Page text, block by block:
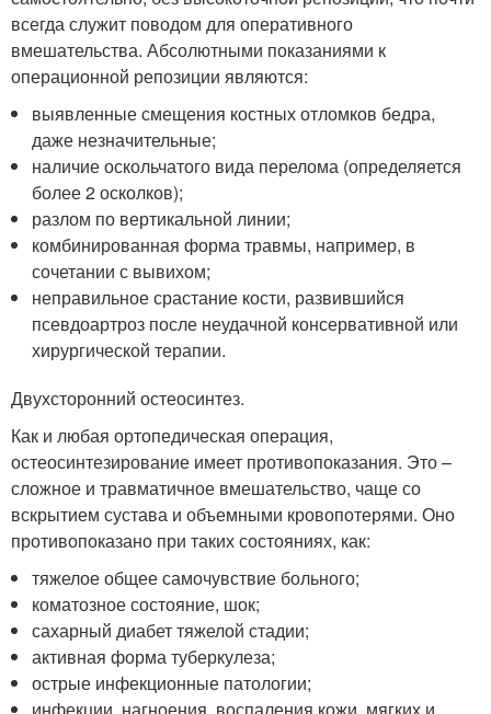
всегда служит поводом для оперативного
вмешательства. Абсолютными показаниями к
операционной репозиции являются:
выявленные смещения костных отломков бедра,
даже незначительные;
наличие оскольчатого вида перелома (определяется
более 2 осколков);
разлом по вертикальной линии;
комбинированная форма травмы, например, в
сочетании с вывихом;
неправильное срастание кости, развившийся
псевдоартроз после неудачной консервативной или
хирургической терапии.
Двухсторонний остеосинтез.
Как и любая ортопедическая операция,
остеосинтезирование имеет противопоказания. Это –
сложное и травматичное вмешательство, чаще со
вскрытием сустава и объемными кровопотерями. Оно
противопоказано при таких состояниях, как:
тяжелое общее самочувствие больного;
коматозное состояние, шок;
сахарный диабет тяжелой стадии;
активная форма туберкулеза;
острые инфекционные патологии;